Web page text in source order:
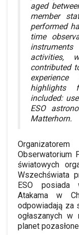
aged
member
performed
time
activities,
contributed
highlights
included:
ESO
Matterhorn.
Obserwatorium
światowych
Wszechświata
ESO posiada
Atakama w
odpowiadają za
ogłaszanych
planet